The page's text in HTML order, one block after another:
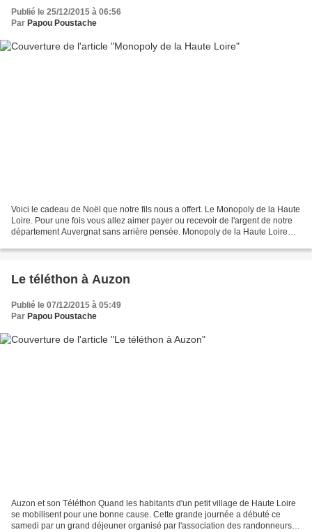
Publié le 25/12/2015 à 06:56
Par Papou Poustache
Voici le cadeau de Noël que notre fils nous a offert. Le Monopoly de la Haute
Loire. Pour une fois vous allez aimer payer ou recevoir de l'argent de notre
département Auvergnat sans arrière pensée. Monopoly de la Haute Loire
Le téléthon à Auzon
Publié le 07/12/2015 à 05:49
Par Papou Poustache
Auzon et son Téléthon Quand les habitants d'un petit village de Haute Loire
se mobilisent pour une bonne cause. Cette grande journée a débuté ce
samedi par un grand déjeuner organisé par l'association des randonneurs